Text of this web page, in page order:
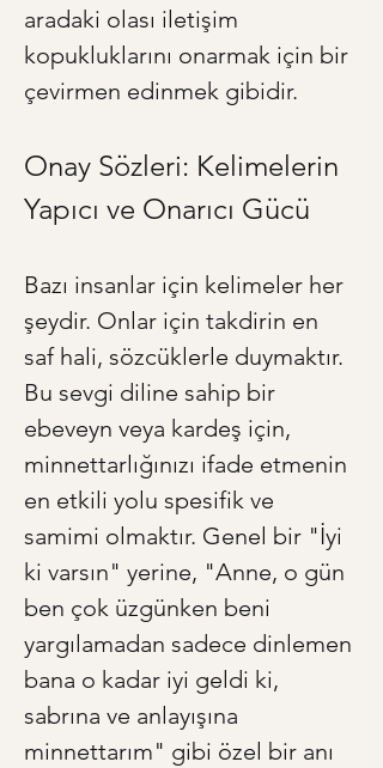
aradaki olası iletişim
kopukluklarını onarmak için bir
çevirmen edinmek gibidir.
Onay Sözleri: Kelimelerin
Yapıcı ve Onarıcı Gücü
Bazı insanlar için kelimeler her
şeydir. Onlar için takdirin en
saf hali, sözcüklerle duymaktır.
Bu sevgi diline sahip bir
ebeveyn veya kardeş için,
minnettarlığınızı ifade etmenin
en etkili yolu spesifik ve
samimi olmaktır. Genel bir "İyi
ki varsın" yerine, "Anne, o gün
ben çok üzgünken beni
yargılamadan sadece dinlemen
bana o kadar iyi geldi ki,
sabrına ve anlayışına
minnettarım" gibi özel bir anı